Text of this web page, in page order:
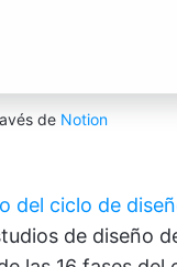
de Notion
del ciclo de
de diseño